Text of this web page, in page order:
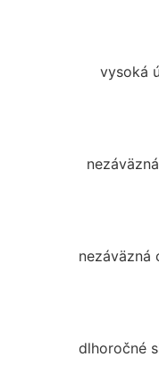
vysoká
nezáväzná
dlhoročné